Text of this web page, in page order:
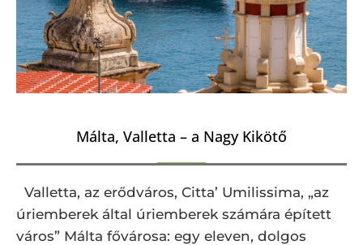
Málta, Valletta – a Nagy Kikötő
Valletta, az erődváros, Citta’ Umilissima, „az
úriemberek által úriemberek számára épített
város” Málta fővárosa: egy eleven, dolgos